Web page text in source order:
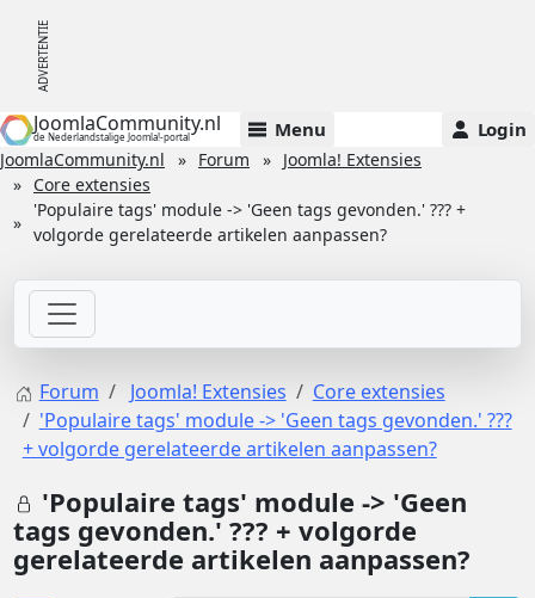
JoomlaCommunity.nl
de Nederlandstalige Joomla!-portal Menu Login
JoomlaCommunity.nl Forum
Joomla! Extensies
Core extensies
'Populaire tags' module -> 'Geen tags gevonden.' ??? +
volgorde gerelateerde artikelen aanpassen?
Forum Joomla! Extensies
Core extensies
'Populaire tags' module -> 'Geen tags gevonden.' ???
+ volgorde gerelateerde artikelen aanpassen?
'Populaire tags' module -> 'Geen
tags gevonden.' ??? + volgorde
gerelateerde artikelen aanpassen?